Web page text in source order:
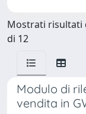
Mostrati risultati
di 12
Modulo di
vendita in